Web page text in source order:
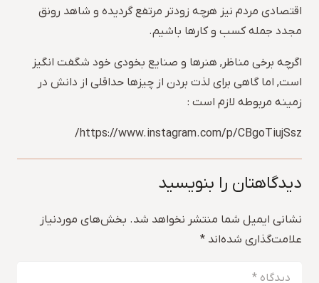
اقتصادی مردم نیز هرچه زودتر مرتفع گردیده و شاهد رونق
مجدد جمله کسب و کارها باشیم.
اگرچه برخی مناظر, هنرها و صنایع بخودی خود شگفت انگیز
است, اما گاهی برای لذت بردن از چیزها حداقلی از دانش در
زمینه مربوطه لازم است :
https://www.instagram.com/p/CBgoTiujSsz/
دیدگاهتان را بنویسید
نشانی ایمیل شما منتشر نخواهد شد. بخش‌های موردنیاز
علامت‌گذاری شده‌اند *